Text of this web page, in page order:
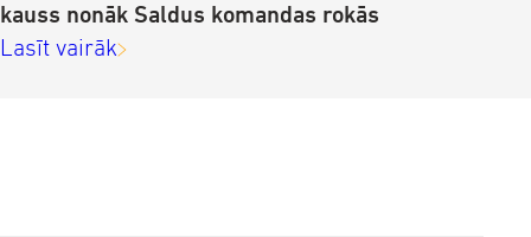
kauss nonāk Saldus komandas rokās
Lasīt vairāk